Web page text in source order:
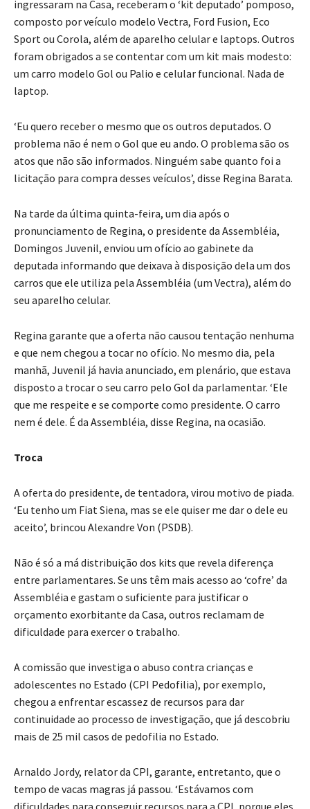
ingressaram na Casa, receberam o ‘kit deputado’ pomposo,
composto por veículo modelo Vectra, Ford Fusion, Eco
Sport ou Corola, além de aparelho celular e laptops. Outros
foram obrigados a se contentar com um kit mais modesto:
um carro modelo Gol ou Palio e celular funcional. Nada de
laptop.
‘Eu quero receber o mesmo que os outros deputados. O
problema não é nem o Gol que eu ando. O problema são os
atos que não são informados. Ninguém sabe quanto foi a
licitação para compra desses veículos’, disse Regina Barata.
Na tarde da última quinta-feira, um dia após o
pronunciamento de Regina, o presidente da Assembléia,
Domingos Juvenil, enviou um ofício ao gabinete da
deputada informando que deixava à disposição dela um dos
carros que ele utiliza pela Assembléia (um Vectra), além do
seu aparelho celular.
Regina garante que a oferta não causou tentação nenhuma
e que nem chegou a tocar no ofício. No mesmo dia, pela
manhã, Juvenil já havia anunciado, em plenário, que estava
disposto a trocar o seu carro pelo Gol da parlamentar. ‘Ele
que me respeite e se comporte como presidente. O carro
nem é dele. É da Assembléia, disse Regina, na ocasião.
Troca
A oferta do presidente, de tentadora, virou motivo de piada.
‘Eu tenho um Fiat Siena, mas se ele quiser me dar o dele eu
aceito’, brincou Alexandre Von (PSDB).
Não é só a má distribuição dos kits que revela diferença
entre parlamentares. Se uns têm mais acesso ao ‘cofre’ da
Assembléia e gastam o suficiente para justificar o
orçamento exorbitante da Casa, outros reclamam de
dificuldade para exercer o trabalho.
A comissão que investiga o abuso contra crianças e
adolescentes no Estado (CPI Pedofilia), por exemplo,
chegou a enfrentar escassez de recursos para dar
continuidade ao processo de investigação, que já descobriu
mais de 25 mil casos de pedofilia no Estado.
Arnaldo Jordy, relator da CPI, garante, entretanto, que o
tempo de vacas magras já passou. ‘Estávamos com
dificuldades para conseguir recursos para a CPI, porque eles